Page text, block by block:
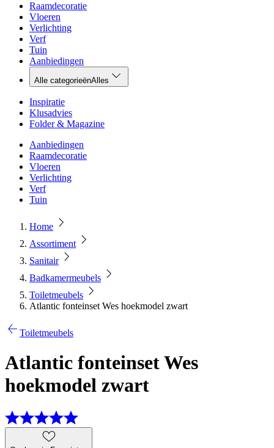
Raamdecoratie
Vloeren
Verlichting
Verf
Tuin
Aanbiedingen
Alle categorieënAlles
Inspiratie
Klusadvies
Folder & Magazine
Aanbiedingen
Raamdecoratie
Vloeren
Verlichting
Verf
Tuin
Home
Assortiment
Sanitair
Badkamermeubels
Toiletmeubels
Atlantic fonteinset Wes hoekmodel zwart
Toiletmeubels
Atlantic fonteinset Wes
hoekmodel zwart